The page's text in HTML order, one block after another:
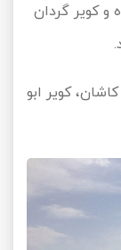
و کویر گردان
شرقِ کاشان، کویر ابو